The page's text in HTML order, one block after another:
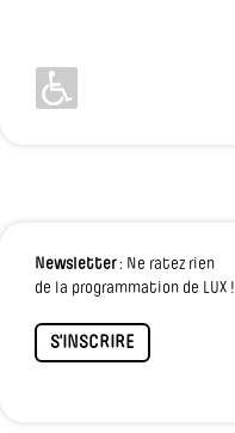
Newsletter: Ne ratez rien
de la programmation de LUX !
S'INSCRIRE